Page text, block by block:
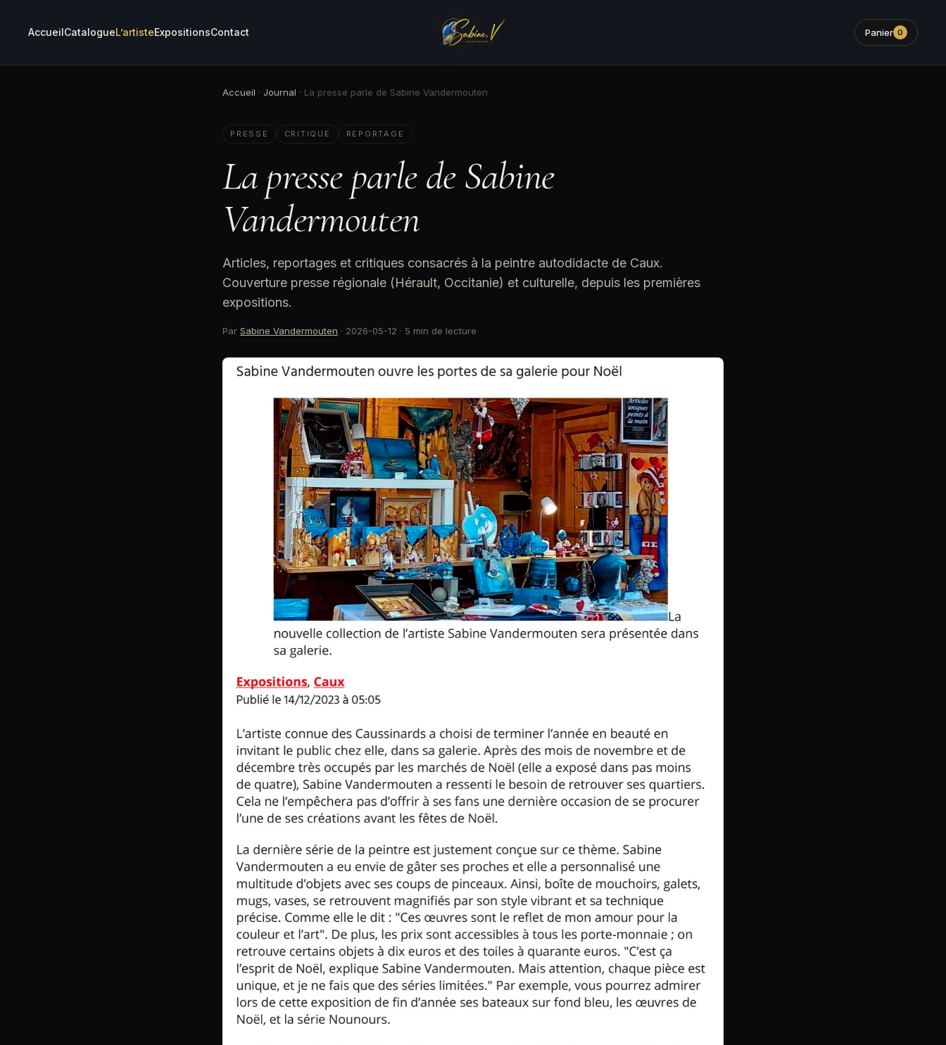
AccueilCatalogueL’artisteExpositionsContact Panier 0
Accueil · Journal · La presse parle de Sabine Vandermouten
PRESSE CRITIQUE REPORTAGE
La presse parle de Sabine
Vandermouten
Articles, reportages et critiques consacrés à la peintre autodidacte de Caux.
Couverture presse régionale (Hérault, Occitanie) et culturelle, depuis les premières
expositions.
Par Sabine Vandermouten · 2026-05-12 · 5 min de lecture